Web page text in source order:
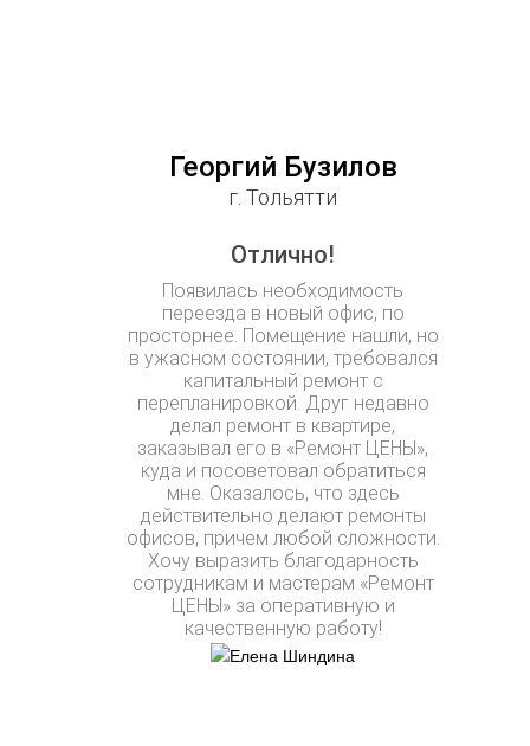
Георгий Бузилов
г. Тольятти
Отлично!
Появилась необходимость
переезда в новый офис, по
просторнее. Помещение нашли, но
в ужасном состоянии, требовался
капитальный ремонт с
перепланировкой. Друг недавно
делал ремонт в квартире,
заказывал его в «Ремонт ЦЕНЫ»,
куда и посоветовал обратиться
мне. Оказалось, что здесь
действительно делают ремонты
офисов, причем любой сложности.
Хочу выразить благодарность
сотрудникам и мастерам «Ремонт
ЦЕНЫ» за оперативную и
качественную работу!